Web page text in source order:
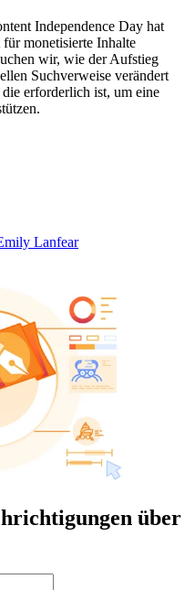
Independence Day hat
monetisierte Inhalte
wir, wie der Aufstieg
Suchverweise verändert
erforderlich ist, um eine
Lanfear
über